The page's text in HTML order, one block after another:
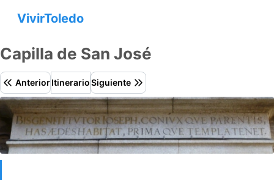
VivirToledo
Capilla de San José
AnteriorItinerarioSiguiente